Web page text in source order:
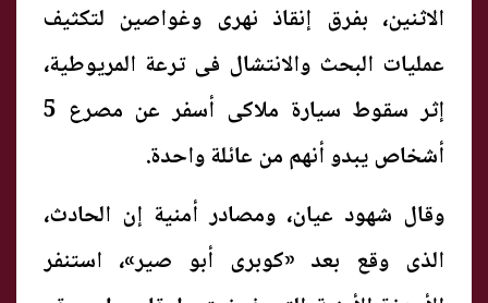
الاثنين، بفرق إنقاذ نهرى وغواصين لتكثيف
عمليات البحث والانتشال فى ترعة المريوطية،
إثر سقوط سيارة ملاكى أسفر عن مصرع 5
أشخاص يبدو أنهم من عائلة واحدة.
وقال شهود عيان، ومصادر أمنية إن الحادث،
الذى وقع بعد «كوبرى أبو صير»، استنفر